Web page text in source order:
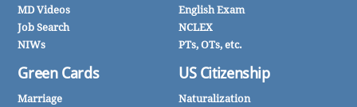
MD Videos
Job Search
NIWs
Green Cards
Marriage
English Exam
NCLEX
PTs, OTs, etc.
US Citizenship
Naturalization